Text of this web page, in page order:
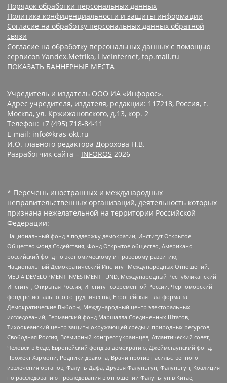
Порядок обработки персональных данных
Политика конфиденциальности и защиты информации
Согласие на обработку персональных данных обратной
связи
Согласие на обработку персональных данных с помощью
сервисов Yandex.Metrika, LiveInternet, top.mail.ru
ПОКАЗАТЬ БАННЕРНЫЕ МЕСТА
Учредитель и издатель ООО ИА «Инфорос».
Адрес учредителя, издателя, редакции: 117218, Россия, г.
Москва, ул. Кржижановского, д.13, кор. 2
Телефон: +7 (495) 718-84-11
E-mail: info@kras-okt.ru
И.О. главного редактора Дорохова Н.В.
Разработчик сайта – INFOROS 2026
* Перечень иностранных и международных
неправительственных организаций, деятельность которых
признана нежелательной на территории Российской
Федерации:
Национальный фонд в поддержку демократии, Институт Открытое
Общество Фонд Содействия, Фонд Открытое общество, Американо-
российский фонд по экономическому и правовому развитию,
Национальный Демократический Институт Международных Отношений,
MEDIA DEVELOPMENT INVESTMENT FUND, Международный Республиканский
Институт, Открытая Россия, Институт современной России, Черноморский
фонд регионального сотрудничества, Европейская Платформа за
Демократические Выборы, Международный центр электоральных
исследований, Германский фонд Маршалла Соединенных Штатов,
Тихоокеанский центр защиты окружающей среды и природных ресурсов,
Свободная Россия, Всемирный конгресс украинцев, Атлантический совет,
Человек в беде, Европейский фонд за демократию, Джеймстаунский фонд,
Прожект Хармони, Родники дракона, Врачи против насильственного
извлечения органов, Фалунь Дафа, Друзья Фалуньгун, Фалуньгун, Коалиция
по расследованию преследования в отношении Фалуньгун в Китае,